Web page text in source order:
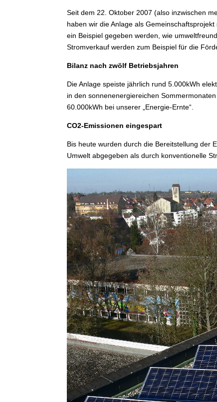
Seit dem 22. Oktober 2007 (also inzwischen
haben wir die Anlage als
ein Beispiel gegeben werden, wie
Stromverkauf werden zum Beispiel für die
Bilanz nach zwölf Betriebsjahren
Die Anlage speiste jährlich rund 5.000kWh
in den sonnenenergiereichen
60.000kWh bei unserer „Energie-Ernte“.
CO2-Emissionen eingespart
Bis heute wurden durch die Bereitstellung der
Umwelt abgegeben als durch konventionelle